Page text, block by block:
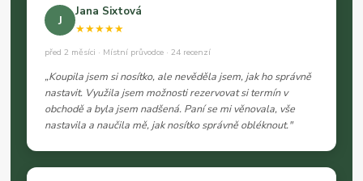
J
Jana Sixtová
★★★★★
před 2 měsíci · Místní průvodce · 24 recenzí
„Koupila jsem si nosítko, ale nevěděla jsem, jak ho správně
nastavit. Využila jsem možnosti rezervovat si termín v
obchodě a byla jsem nadšená. Paní se mi věnovala, vše
nastavila a naučila mě, jak nosítko správně obléknout."